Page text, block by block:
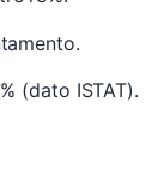
(dato ISTAT).